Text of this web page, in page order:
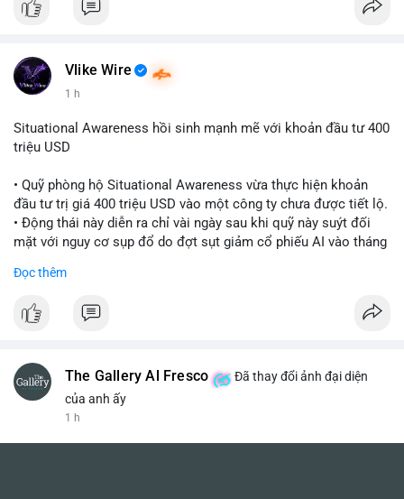
Vlike Wire
1 h
Situational Awareness hồi sinh mạnh mẽ với khoản đầu tư 400
triệu USD
• Quỹ phòng hộ Situational Awareness vừa thực hiện khoản
đầu tư trị giá 400 triệu USD vào một công ty chưa được tiết lộ.
• Động thái này diễn ra chỉ vài ngày sau khi quỹ này suýt đối
mặt với nguy cơ sụp đổ do đợt sụt giảm cổ phiếu AI vào tháng
• Sự trở lại này đánh dấu bước phục hồi đáng chú ý của quỹ
$btc $eth
Đọc thêm
The Gallery Al Fresco
Đã thay đổi ảnh đại diện
của anh ấy
1 h